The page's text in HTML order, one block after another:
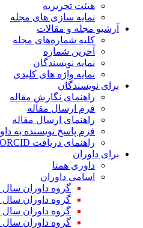
هیئت تحریریه
نمایه سازی های مجله
آرشیو مجله و مقالات
کلیه شماره‌های مجله
آخرین شماره
نمایه نویسندگان
نمایه واژه های کلیدی
برای نویسندگان
راهنمای نگارش مقاله
فرم ارسال مقاله
راهنمای ارسال مقاله
فرم پاسخ نویسنده به
راهنمای دریافت ORCID
برای داوران
داوری همتا
اسامی داوران
گروه داوران سال 1397
گروه داوران سال 1398
گروه داوران سال 1399
گروه داوران سال 1400